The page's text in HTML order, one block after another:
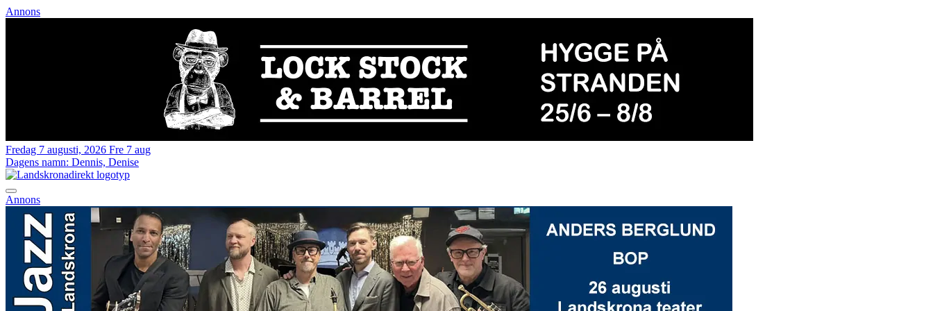
Annons
Fredag 7 augusti, 2026 Fre 7 aug
Dagens namn: Dennis, Denise
Annons